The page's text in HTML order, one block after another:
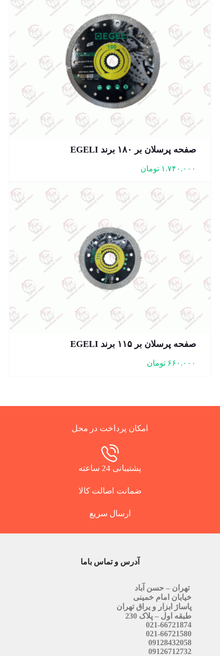
صفحه پرسلان بر ۱۸۰ برند EGELI
۱.۷۴۰.۰۰۰ تومان
صفحه پرسلان بر ۱۱۵ برند EGELI
۶۶۰.۰۰۰ تومان
امکان پرداخت در محل
پشتیبانی 24 ساعته
ضمانت اصالت کالا
ارسال سریع
آدرس و تماس باما
تهران – حسن آباد
خیابان امام خمینی
پاساژ ابزار و یراق تهران
طبقه اول – پلاک 230
021-66721874
021-66721580
09128432058
09126712732